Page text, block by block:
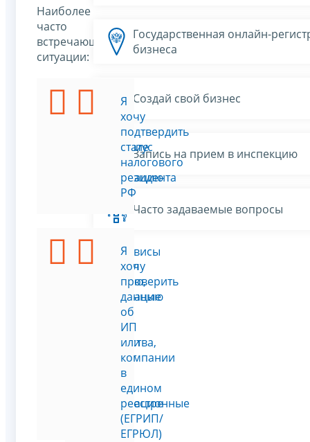
Наиболее
часто
встречающиеся
ситуации:
хочу
подать
заявление
регистрацию
изменил
фамилию,
регистрацию
месту
жительства,
паспорт
другие
регистрационные
данные
Я
хочу
подтвердить
статус
налогового
резидента
РФ
Я
хочу
проверить
данные
об
ИП
или
компании
в
едином
реестре
(ЕГРИП/
ЕГРЮЛ)
Государственная онлайн-
бизнеса
Создай свой бизнес
Запись на прием в инспекцию
Часто задаваемые вопросы
Все сервисы